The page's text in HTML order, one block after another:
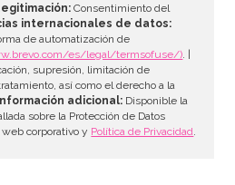
AÑADIR
Consentimiento del
internacionales de datos:
de automatización de
es/legal/termsofuse/). |
supresión, limitación de
así como el derecho a la
Información adicional: Disponible la
sobre la Protección de Datos
corporativo y Política de Privacidad.